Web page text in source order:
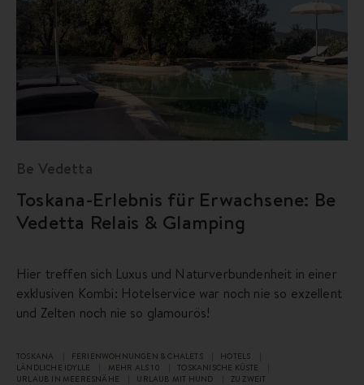
Be Vedetta
Toskana-Erlebnis für Erwachsene: Be
Vedetta Relais & Glamping
Hier treffen sich Luxus und Naturverbundenheit in einer
exklusiven Kombi: Hotelservice war noch nie so exzellent
und Zelten noch nie so glamourös!
TOSKANA FERIENWOHNUNGEN & CHALETS
HOTELS
LÄNDLICHE IDYLLE
MEHR ALS 10
TOSKANISCHE KÜSTE
URLAUB IN MEERESNÄHE
URLAUB MIT HUND ZU ZWEIT